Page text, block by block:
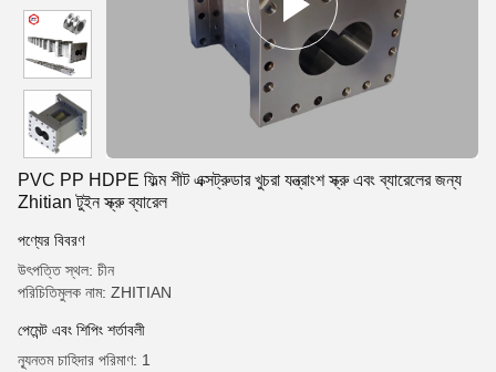
PVC PP HDPE ফিল্ম শীট এক্সট্রুডার খুচরা যন্ত্রাংশ স্ক্রু এবং ব্যারেলের জন্য
Zhitian টুইন স্ক্রু ব্যারেল
পণ্যের বিবরণ
উৎপত্তি স্থল: চীন
পরিচিতিমুলক নাম: ZHITIAN
পেমেন্ট এবং শিপিং শর্তাবলী
ন্যূনতম চাহিদার পরিমাণ: 1